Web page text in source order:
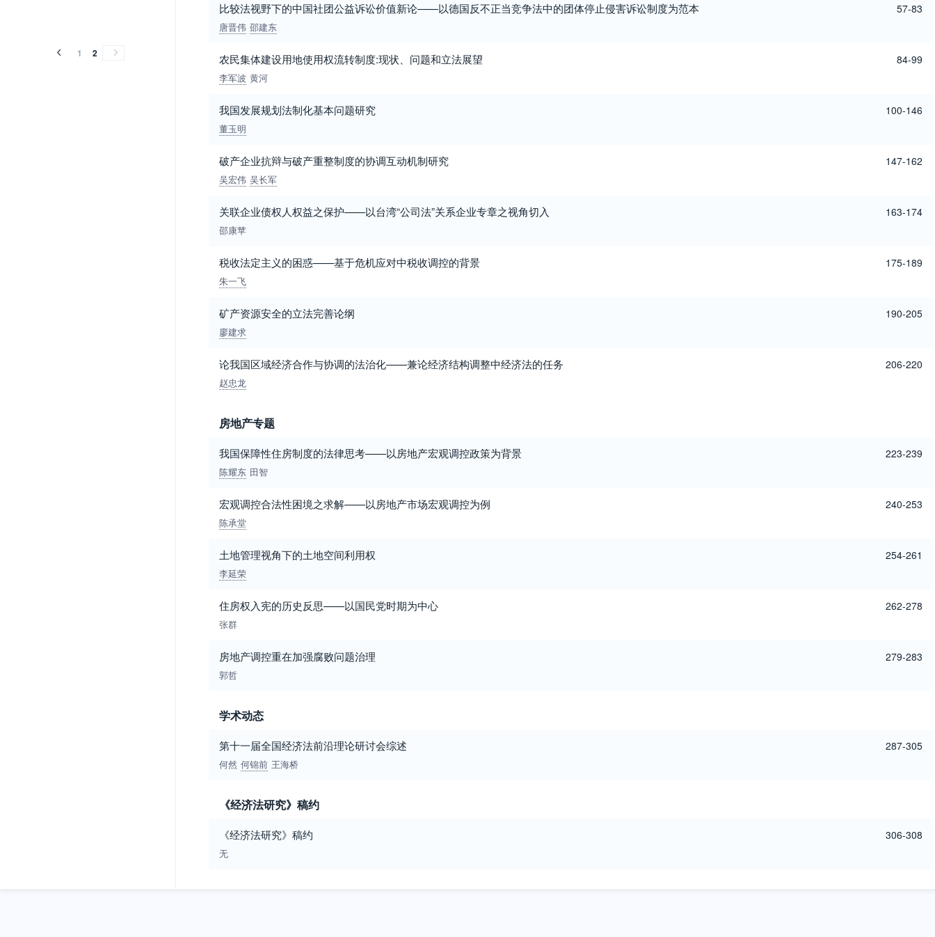
1 2
比较法视野下的中国社团公益诉讼价值新论——以德国反不正当竞争法中的团体停止侵害诉讼制度为范本
唐晋伟 邵建东
57-83
农民集体建设用地使用权流转制度:现状、问题和立法展望
李军波 黄河
84-99
我国发展规划法制化基本问题研究
董玉明
100-146
破产企业抗辩与破产重整制度的协调互动机制研究
吴宏伟 吴长军
147-162
关联企业债权人权益之保护——以台湾“公司法”关系企业专章之视角切入
邵康苹
163-174
税收法定主义的困惑——基于危机应对中税收调控的背景
朱一飞
175-189
矿产资源安全的立法完善论纲
廖建求
190-205
论我国区域经济合作与协调的法治化——兼论经济结构调整中经济法的任务
赵忠龙
206-220
房地产专题
我国保障性住房制度的法律思考——以房地产宏观调控政策为背景
陈耀东 田智
223-239
宏观调控合法性困境之求解——以房地产市场宏观调控为例
陈承堂
240-253
土地管理视角下的土地空间利用权
李延荣
254-261
住房权入宪的历史反思——以国民党时期为中心
张群
262-278
房地产调控重在加强腐败问题治理
郭哲
279-283
学术动态
第十一届全国经济法前沿理论研讨会综述
何然 何锦前 王海桥
287-305
《经济法研究》稿约
《经济法研究》稿约
无
306-308